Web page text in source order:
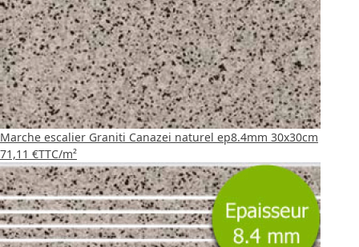
Marche escalier Graniti Canazei naturel ep8.4mm 30x30cm
71,11 €TTC/m²